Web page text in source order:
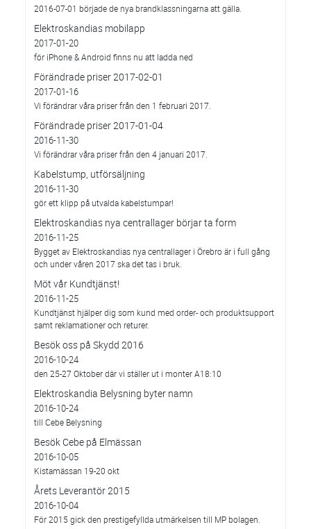
2016-07-01 började de nya brandklassningarna att gälla.
Elektroskandias mobilapp
2017-01-20
för iPhone & Android finns nu att ladda ned
Förändrade priser 2017-02-01
2017-01-16
Vi förändrar våra priser från den 1 februari 2017.
Förändrade priser 2017-01-04
2016-11-30
Vi förändrar våra priser från den 4 januari 2017.
Kabelstump, utförsäljning
2016-11-30
gör ett klipp på utvalda kabelstumpar!
Elektroskandias nya centrallager börjar ta form
2016-11-25
Bygget av Elektroskandias nya centrallager i Örebro är i full gång
och under våren 2017 ska det tas i bruk.
Möt vår Kundtjänst!
2016-11-25
Kundtjänst hjälper dig som kund med order- och produktsupport
samt reklamationer och returer.
Besök oss på Skydd 2016
2016-10-24
den 25-27 Oktober där vi ställer ut i monter A18:10
Elektroskandia Belysning byter namn
2016-10-24
till Cebe Belysning
Besök Cebe på Elmässan
2016-10-05
Kistamässan 19-20 okt
Årets Leverantör 2015
2016-10-04
För 2015 gick den prestigefyllda utmärkelsen till MP bolagen.